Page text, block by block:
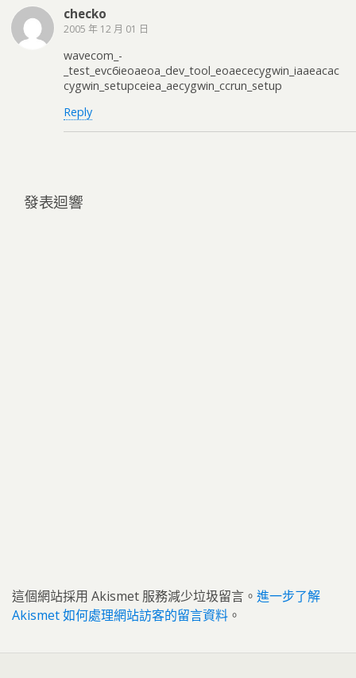
checko
2005 年 12 月 01 日
wavecom_-
_test_evc6ieoaeoa_dev_tool_eoaececygwin_iaaeacac
cygwin_setupceiea_aecygwin_ccrun_setup
Reply
發表迴響
這個網站採用 Akismet 服務減少垃圾留言。 進一步了解
Akismet 如何處理網站訪客的留言資料 。